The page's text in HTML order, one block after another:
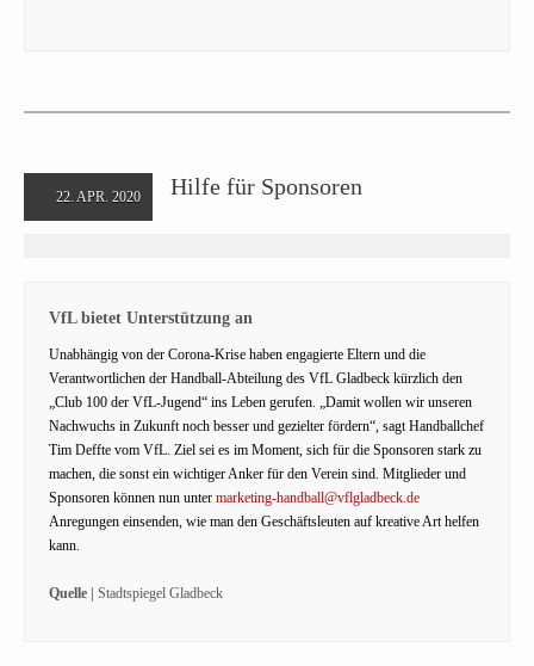
22. APR. 2020 Hilfe für Sponsoren
VfL bietet Unterstützung an
Unabhängig von der Corona-Krise haben engagierte Eltern und die
Verantwortlichen der Handball-Abteilung des VfL Gladbeck kürzlich den
„Club 100 der VfL-Jugend“ ins Leben gerufen. „Damit wollen wir unseren
Nachwuchs in Zukunft noch besser und gezielter fördern“, sagt Handballchef
Tim Deffte vom VfL. Ziel sei es im Moment, sich für die Sponsoren stark zu
machen, die sonst ein wichtiger Anker für den Verein sind. Mitglieder und
Sponsoren können nun unter marketing-handball@vflgladbeck.de
Anregungen einsenden, wie man den Geschäftsleuten auf kreative Art helfen
kann.
Quelle | Stadtspiegel Gladbeck